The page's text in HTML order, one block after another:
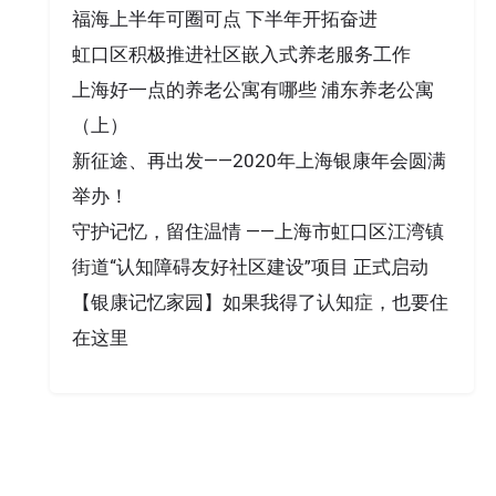
福海上半年可圈可点 下半年开拓奋进
虹口区积极推进社区嵌入式养老服务工作
上海好一点的养老公寓有哪些 浦东养老公寓
（上）
新征途、再出发——2020年上海银康年会圆满
举办！
守护记忆，留住温情 ——上海市虹口区江湾镇
街道“认知障碍友好社区建设”项目 正式启动
【银康记忆家园】如果我得了认知症，也要住
在这里